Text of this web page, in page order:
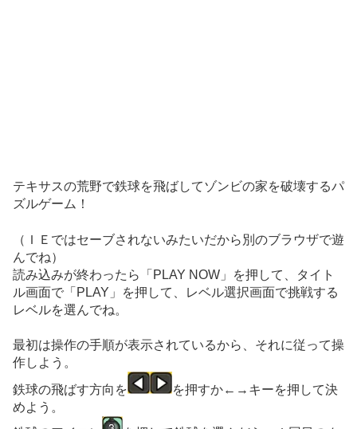
テキサスの荒野で鉄球を飛ばしてゾンビの家を破壊するパ
ズルゲーム！
（ＩＥではセーブされないみたいだから別のブラウザで遊
んでね）
読み込みが終わったら「PLAY NOW」を押して、タイト
ル画面で「PLAY」を押して、レベル選択画面で挑戦する
レベルを選んでね。
最初は操作の手順が表示されているから、それに従って操
作しよう。
鉄球の飛ばす方向を
を押すか←→キーを押して決
めよう。